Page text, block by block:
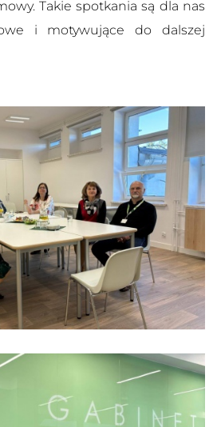
Takie spotkania są dla nas
i motywujące do dalszej